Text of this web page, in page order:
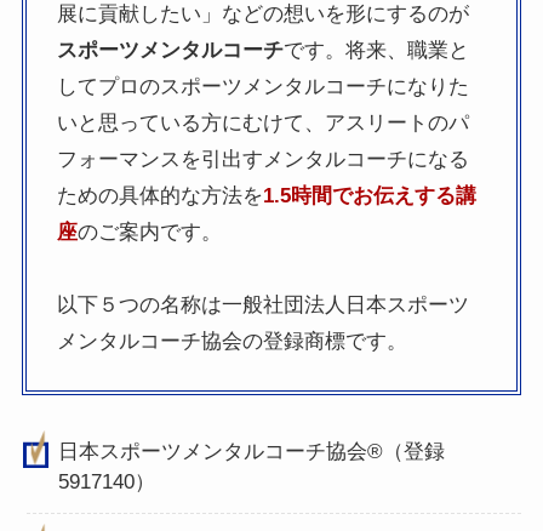
展に貢献したい」などの想いを形にするのが
スポーツメンタルコーチです。将来、職業と
してプロのスポーツメンタルコーチになりた
いと思っている方にむけて、アスリートのパ
フォーマンスを引出すメンタルコーチになる
ための具体的な方法を1.5時間でお伝えする講
座のご案内です。
以下５つの名称は一般社団法人日本スポーツ
メンタルコーチ協会の登録商標です。
日本スポーツメンタルコーチ協会®（登録
5917140）